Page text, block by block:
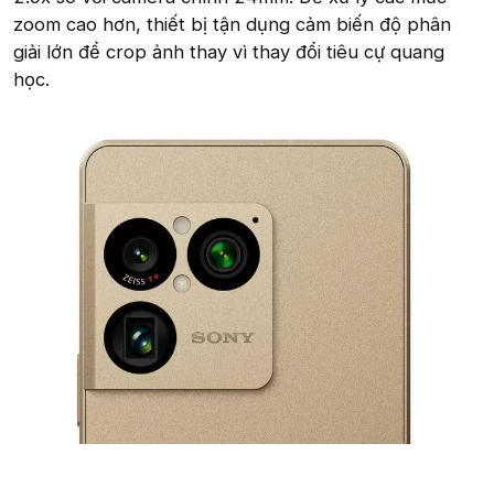
zoom cao hơn, thiết bị tận dụng cảm biến độ phân
giải lớn để crop ảnh thay vì thay đổi tiêu cự quang
học.